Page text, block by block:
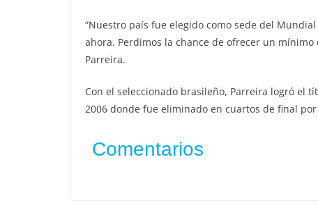
“Nuestro país fue elegido como sede del
ahora. Perdimos la chance de ofrecer un
Parreira.
Con el seleccionado brasileño, Parreira logró el
2006 donde fue eliminado en cuartos de final por
Comentarios